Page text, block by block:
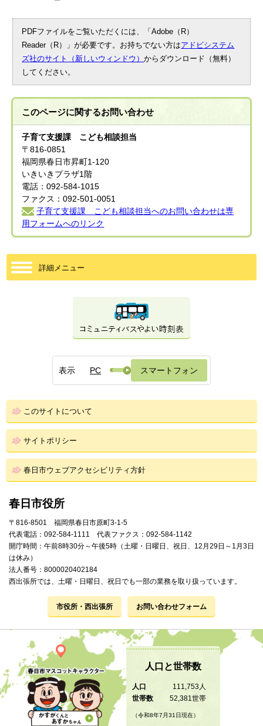
PDFファイルをご覧いただくには、「Adobe（R）
Reader（R）」が必要です。お持ちでない方はアドビシステム
ズ社のサイト（新しいウィンドウ）からダウンロード（無料）
してください。
このページに関するお問い合わせ
子育て支援課 こども相談担当
〒816-0851
福岡県春日市昇町1-120
いきいきプラザ1階
電話：092-584-1015
ファクス：092-501-0051
子育て支援課 こども相談担当へのお問い合わせは専
用フォームへのリンク
詳細メニュー
表示 PC スマートフォン
このサイトについて
サイトポリシー
春日市ウェブアクセシビリティ方針
春日市役所
〒816-8501 福岡県春日市原町3-1-5
代表電話：092-584-1111 代表ファクス：092-584-1142
開庁時間：午前8時30分～午後5時（土曜・日曜日、祝日、12月29日～1月3日
は休み）
法人番号：8000020402184
西出張所では、土曜・日曜日、祝日でも一部の業務を取り扱っています。
市役所・西出張所 お問い合わせフォーム
人口と世帯数
人口
111,753人
世帯数
52,381世帯
（令和8年7月31日現在）